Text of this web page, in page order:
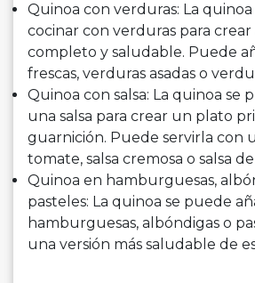
Quinoa con verduras: La
cocinar con verduras para
completo y saludable. Puede
frescas, verduras asadas o
Quinoa con salsa: La quinoa se
una salsa para crear un plato
guarnición. Puede servirla con
tomate, salsa cremosa o salsa
Quinoa en hamburguesas,
pasteles: La quinoa se puede
hamburguesas, albóndigas o
una versión más saludable de